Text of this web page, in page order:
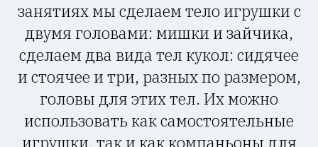
занятиях мы сделаем тело игрушки с
двумя головами: мишки и зайчика,
сделаем два вида тел кукол: сидячее
и стоячее и три, разных по размером,
головы для этих тел. Их можно
использовать как самостоятельные
игрушки, так и как компаньоны для